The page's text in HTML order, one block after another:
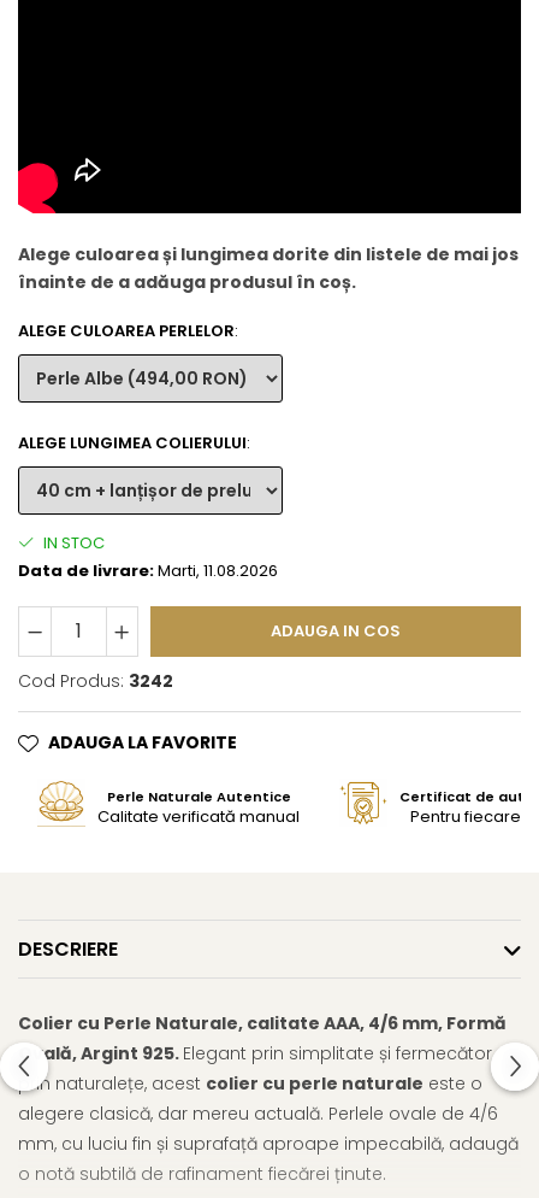
Alege culoarea și lungimea dorite din listele de mai jos
înainte de a adăuga produsul în coș.
ALEGE CULOAREA PERLELOR:
ALEGE LUNGIMEA COLIERULUI:
IN STOC
Data de livrare:Marti, 11.08.2026
ADAUGA IN COS
Cod Produs: 3242
ADAUGA LA FAVORITE
Perle Naturale Autentice
Calitate verificată manual
Certificat de
Pentru fiecare
DESCRIERE
Colier cu Perle Naturale, calitate AAA, 4/6 mm, Formă
Ovală, Argint 925. Elegant prin simplitate și fermecător
prin naturalețe, acest colier cu perle naturale este o
alegere clasică, dar mereu actuală. Perlele ovale de 4/6
mm, cu luciu fin și suprafață aproape impecabilă, adaugă
o notă subtilă de rafinament fiecărei ținute.